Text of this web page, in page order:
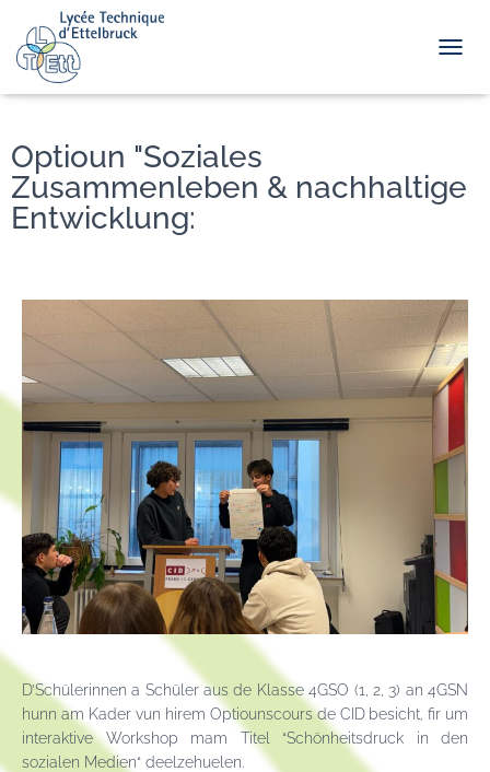
Optioun "Soziales
Zusammenleben & nachhaltige
Entwicklung:
D’Schülerinnen a Schüler aus de Klasse 4GSO (1, 2, 3) an 4GSN
hunn am Kader vun hirem Optiounscours de CID besicht, fir um
interaktive Workshop mam Titel “Schönheitsdruck in den
sozialen Medien“ deelzehuelen.